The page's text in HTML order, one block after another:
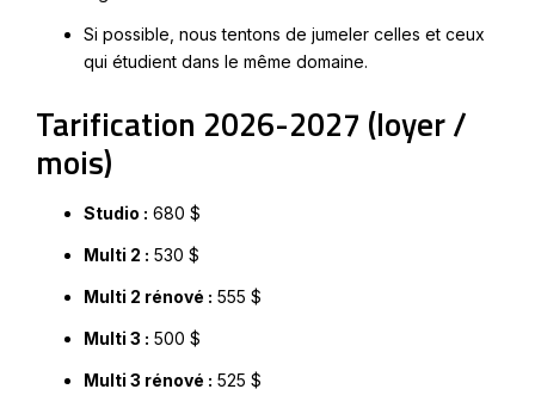
Si possible, nous tentons de jumeler celles et ceux
qui étudient dans le même domaine.
Tarification 2026-2027 (loyer /
mois)
Studio : 680 $
Multi 2 : 530 $
Multi 2 rénové : 555 $
Multi 3 : 500 $
Multi 3 rénové : 525 $